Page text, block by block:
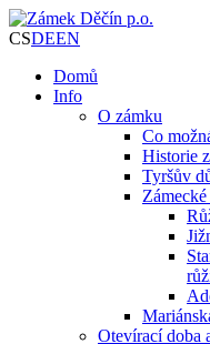
CSDEEN
Domů
Info
O zámku
Co
Historie
Tyršův
Otevírací doba